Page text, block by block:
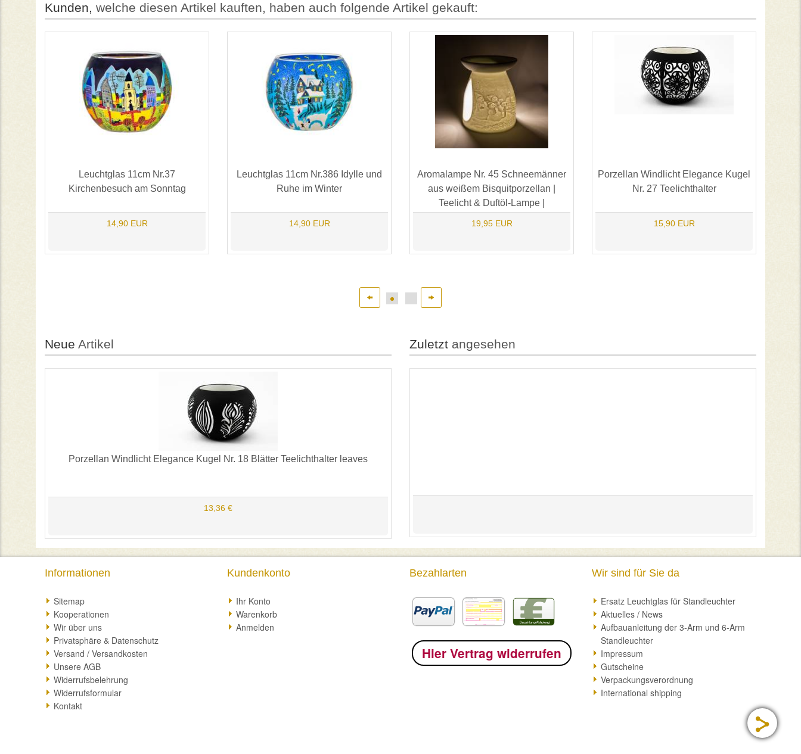
Kunden, welche diesen Artikel kauften, haben auch folgende Artikel gekauft:
Leuchtglas 11cm Nr.37
Kirchenbesuch am Sonntag
14,90 EUR
Leuchtglas 11cm Nr.386 Idylle und
Ruhe im Winter
14,90 EUR
Aromalampe Nr. 45 Schneemänner
aus weißem Bisquitporzellan |
Teelicht & Duftöl-Lampe |
19,95 EUR
Porzellan Windlicht Elegance Kugel
Nr. 27 Teelichthalter
15,90 EUR
Neue Artikel
Porzellan Windlicht Elegance Kugel Nr. 18 Blätter Teelichthalter leaves
13,36 €
Zuletzt angesehen
Informationen
Sitemap
Kooperationen
Wir über uns
Privatsphäre & Datenschutz
Versand / Versandkosten
Unsere AGB
Widerrufsbelehrung
Widerrufsformular
Kontakt
Kundenkonto
Ihr Konto
Warenkorb
Anmelden
Bezahlarten
Hier Vertrag widerrufen
Wir sind für Sie da
Ersatz Leuchtglas für Standleuchter
Aktuelles / News
Aufbauanleitung der 3-Arm und 6-Arm
Standleuchter
Impressum
Gutscheine
Verpackungsverordnung
International shipping